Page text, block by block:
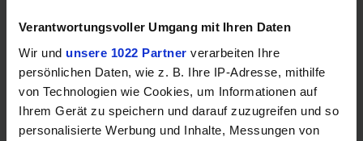
Verantwortungsvoller Umgang mit Ihren Daten
Wir und unsere 1022 Partner verarbeiten Ihre
persönlichen Daten, wie z. B. Ihre IP-Adresse, mithilfe
von Technologien wie Cookies, um Informationen auf
Ihrem Gerät zu speichern und darauf zuzugreifen und so
personalisierte Werbung und Inhalte, Messungen von
Speicherkanäle
Dual
Dual
RAM-
Geschwindigkeit
DDR4-
2666
DDR4-